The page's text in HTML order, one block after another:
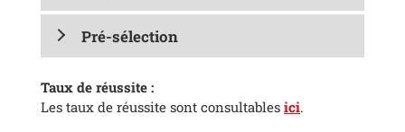
Pré-sélection
Taux de réussite :
Les taux de réussite sont consultables ici.